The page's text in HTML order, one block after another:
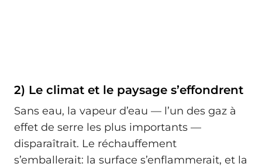
2) Le climat et le paysage s’effondrent
Sans eau, la vapeur d’eau — l’un des gaz à
effet de serre les plus importants —
disparaîtrait. Le réchauffement
s’emballerait: la surface s’enflammerait, et la